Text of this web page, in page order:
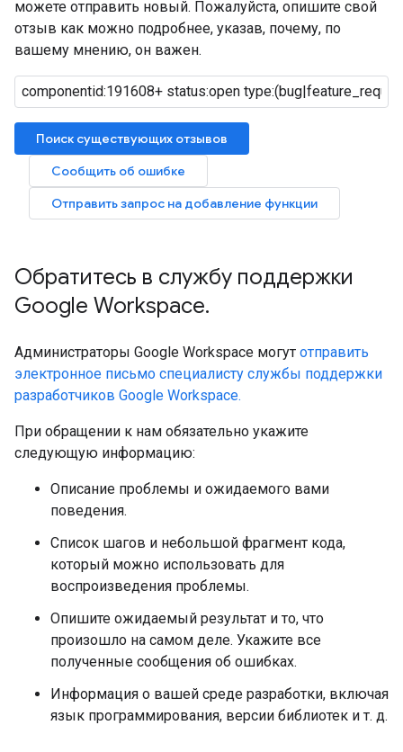
можете отправить новый. Пожалуйста, опишите свой
отзыв как можно подробнее, указав, почему, по
вашему мнению, он важен.
Поиск существующих отзывов
Сообщить об ошибке
Отправить запрос на добавление функции
Обратитесь в службу поддержки
Google Workspace.
Администраторы Google Workspace могут отправить
электронное письмо специалисту службы поддержки
разработчиков Google Workspace.
При обращении к нам обязательно укажите
следующую информацию:
Описание проблемы и ожидаемого вами
поведения.
Список шагов и небольшой фрагмент кода,
который можно использовать для
воспроизведения проблемы.
Опишите ожидаемый результат и то, что
произошло на самом деле. Укажите все
полученные сообщения об ошибках.
Информация о вашей среде разработки, включая
язык программирования, версии библиотек и т. д.